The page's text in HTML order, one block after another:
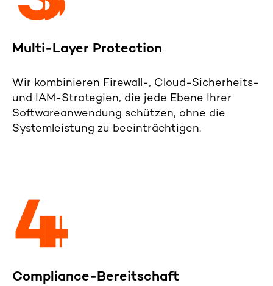
Multi-Layer Protection
Wir kombinieren Firewall-, Cloud-Sicherheits-
und IAM -Strategien, die jede Ebene Ihrer
Softwareanwendung schützen, ohne die
Systemleistung zu beeinträchtigen.
Compliance-Bereitschaft